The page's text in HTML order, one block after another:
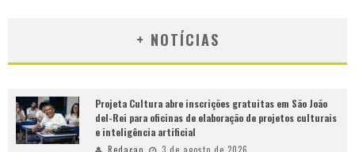
+ NOTÍCIAS
Projeta Cultura abre inscrições gratuitas em São João
del-Rei para oficinas de elaboração de projetos culturais
e inteligência artificial